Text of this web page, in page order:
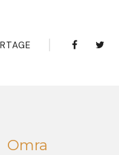
Omra